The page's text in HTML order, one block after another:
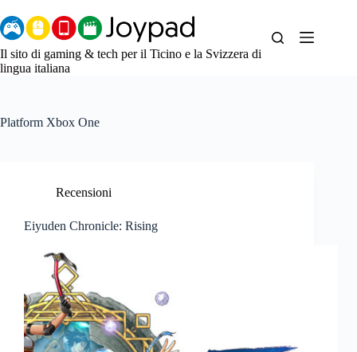
al
contenuto
Il sito di gaming & tech per il Ticino e la Svizzera di
lingua italiana
Platform Xbox One
Recensioni
Eiyuden Chronicle: Rising